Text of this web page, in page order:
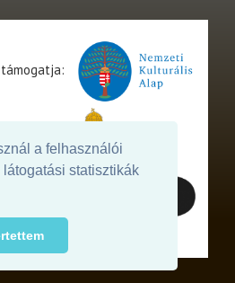
a felhasználói
statisztikák